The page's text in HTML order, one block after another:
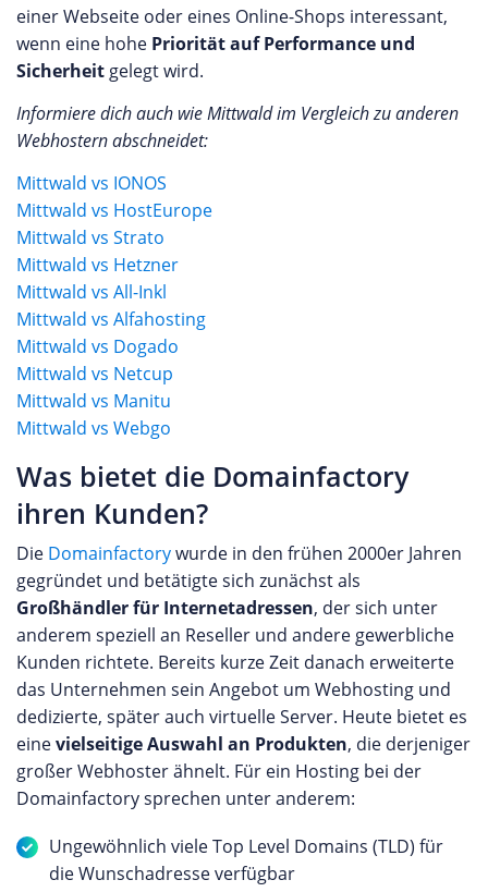
einer Webseite oder eines Online-Shops interessant,
wenn eine hohe Priorität auf Performance und
Sicherheit gelegt wird.
Informiere dich auch wie Mittwald im Vergleich zu anderen
Webhostern abschneidet:
Mittwald vs IONOS
Mittwald vs HostEurope
Mittwald vs Strato
Mittwald vs Hetzner
Mittwald vs All-Inkl
Mittwald vs Alfahosting
Mittwald vs Dogado
Mittwald vs Netcup
Mittwald vs Manitu
Mittwald vs Webgo
Was bietet die Domainfactory
ihren Kunden?
Die Domainfactorywurde in den frühen 2000er Jahren
gegründet und betätigte sich zunächst als
Großhändler für Internetadressen, der sich unter
anderem speziell an Reseller und andere gewerbliche
Kunden richtete. Bereits kurze Zeit danach erweiterte
das Unternehmen sein Angebot um Webhosting und
dedizierte, später auch virtuelle Server. Heute bietet es
einevielseitige Auswahl an Produkten, die derjeniger
großer Webhoster ähnelt. Für ein Hosting bei der
Domainfactory sprechen unter anderem:
Ungewöhnlich viele Top Level Domains (TLD) für
die Wunschadresse verfügbar